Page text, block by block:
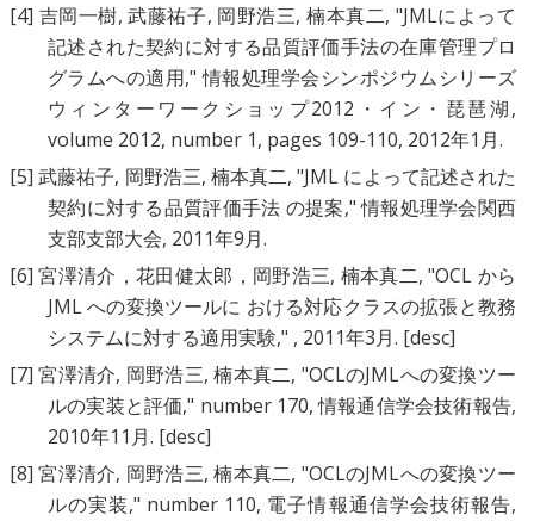
[4] 吉岡一樹,武藤祐子, 岡野浩三, 楠本真二, "JMLによって
記述された契約に対する品質評価手法の在庫管理プロ
グラムへの適用," 情報処理学会シンポジウムシリーズ
ウィンターワークショップ2012・イン・琵琶湖,
volume 2012, number 1, pages 109-110, 2012年1月.
[5] 武藤祐子, 岡野浩三, 楠本真二, "JML によって記述された
契約に対する品質評価手法 の提案," 情報処理学会関西
支部支部大会, 2011年9月.
[6] 宮澤清介，花田健太郎，岡野浩三, 楠本真二, "OCL から
JML への変換ツールに おける対応クラスの拡張と教務
システムに対する適用実験," , 2011年3月. [desc]
[7] 宮澤清介, 岡野浩三,楠本真二, "OCLのJMLへの変換ツー
ルの実装と評価," number 170, 情報通信学会技術報告,
2010年11月. [desc]
[8] 宮澤清介, 岡野浩三,楠本真二, "OCLのJMLへの変換ツー
ルの実装," number 110, 電子情報通信学会技術報告,